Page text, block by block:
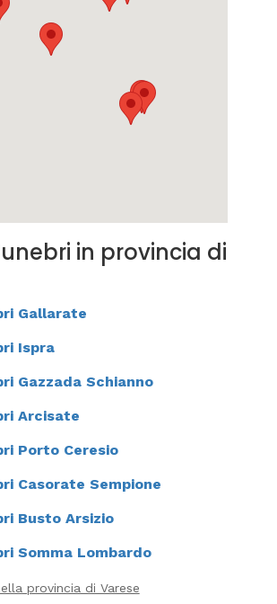
in provincia di
Gallarate
Ispra
Gazzada Schianno
Arcisate
Porto Ceresio
Casorate Sempione
Busto Arsizio
Somma Lombardo
provincia di Varese